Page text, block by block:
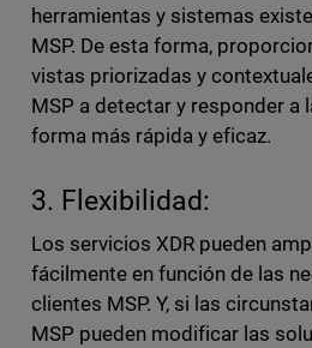
herramientas y sistemas
MSP. De esta forma,
vistas priorizadas y
MSP a detectar y responder a
forma más rápida y eficaz.
3. Flexibilidad:
Los servicios XDR pueden
fácilmente en función de las
clientes MSP. Y, si las
MSP pueden modificar las